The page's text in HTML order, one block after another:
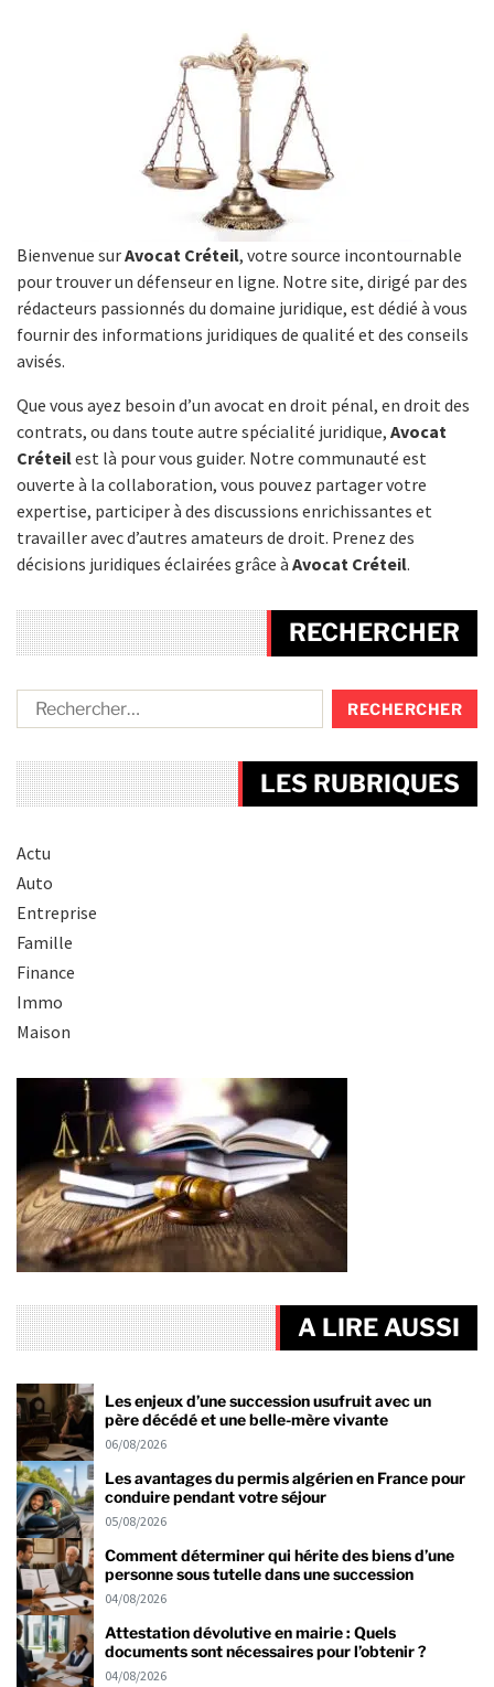
Bienvenue surAvocat Créteil, votre source incontournable
pour trouver un défenseur en ligne. Notre site, dirigé par des
rédacteurs passionnés du domaine juridique, est dédié à vous
fournir des informations juridiques de qualité et des conseils
avisés.
Que vous ayez besoin d’un avocat en droit pénal, en droit des
contrats, ou dans toute autre spécialité juridique, Avocat
Créteilest là pour vous guider. Notre communauté est
ouverte à la collaboration, vous pouvez partager votre
expertise, participer à des discussions enrichissantes et
travailler avec d’autres amateurs de droit. Prenez des
décisions juridiques éclairées grâce à Avocat Créteil.
RECHERCHER
LES RUBRIQUES
Actu
Auto
Entreprise
Famille
Finance
Immo
Maison
A LIRE AUSSI
Les enjeux d’une succession usufruit avec un
père décédé et une belle-mère vivante
06/08/2026
Les avantages du permis algérien en France pour
conduire pendant votre séjour
05/08/2026
Comment déterminer qui hérite des biens d’une
personne sous tutelle dans une succession
04/08/2026
Attestation dévolutive en mairie : Quels
documents sont nécessaires pour l’obtenir ?
04/08/2026